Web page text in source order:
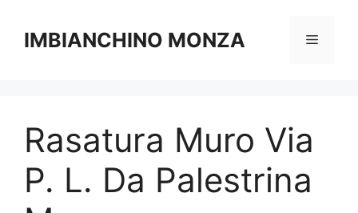
contenuto
IMBIANCHINO MONZA Menu
Rasatura Muro Via
P. L. Da Palestrina